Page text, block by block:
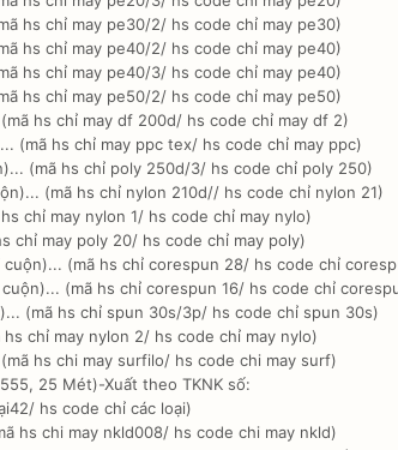
hs chỉ may pe30/2/ hs code chỉ may pe30)
hs chỉ may pe40/2/ hs code chỉ may pe40)
hs chỉ may pe40/3/ hs code chỉ may pe40)
hs chỉ may pe50/2/ hs code chỉ may pe50)
hs chỉ may df 200d/ hs code chỉ may df 2)
(mã hs chỉ may ppc tex/ hs code chỉ may ppc)
(mã hs chỉ poly 250d/3/ hs code chỉ poly 250)
(mã hs chỉ nylon 210d// hs code chỉ nylon 21)
chỉ may nylon 1/ hs code chỉ may nylo)
chỉ may poly 20/ hs code chỉ may poly)
cuộn)... (mã hs chỉ corespun 28/ hs code chỉ
cuộn)... (mã hs chỉ corespun 16/ hs code chỉ
(mã hs chỉ spun 30s/3p/ hs code chỉ spun 30s)
chỉ may nylon 2/ hs code chỉ may nylo)
(mã hs chi may surfilo/ hs code chi may surf)
25 Mét)-Xuất theo TKNK số:
hs code chỉ các loại)
hs chi may nkld008/ hs code chi may nkld)